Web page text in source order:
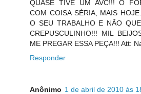
QUASE TIVE UM AVC!!! O
COM COISA SÉRIA, MAIS
O SEU TRABALHO E NÃO
CREPUSCULINHO!!! MIL
ME PREGAR ESSA PEÇA!!! Att:
Responder
Anônimo 1 de abril de 2010 às